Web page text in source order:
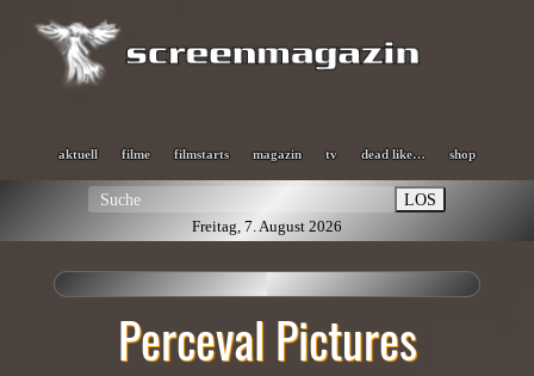
aktuell filme filmstarts magazin tv dead like… shop
LOS
Freitag, 7. August 2026
Perceval Pictures